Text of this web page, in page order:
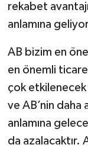
rekabet
anlamına
AB bizim en
en önemli
çok etkilenecek
ve AB’nin daha
anlamına
da azalacaktır.